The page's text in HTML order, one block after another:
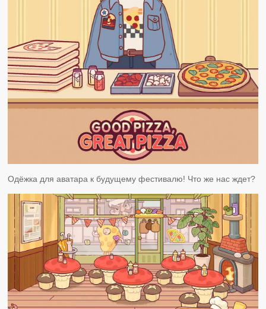
Одёжка для аватара к будущему фестивалю! Что же нас ждет?